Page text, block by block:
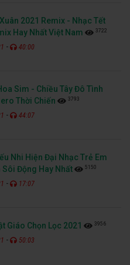
Xuân 2021 Remix - Nhạc Tết
Hay Nhất Việt Nam
3722
- 40:00
Sim - Chiều Tây Đô Tình
Thời Chiến
3793
- 44:07
Nhi Hiện Đại Nhạc Trẻ Em
Sôi Động Hay Nhất
5150
- 17:07
Giáo Chọn Lọc 2021 3956
- 50:03